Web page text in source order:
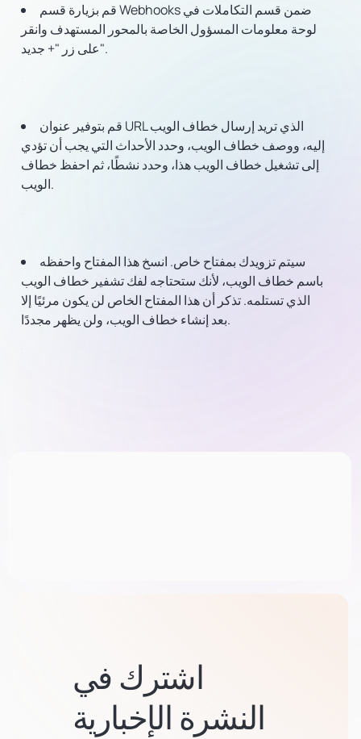
قم بزيارة قسم Webhooks ضمن قسم التكاملات في
لوحة معلومات المسؤول الخاصة بالمحور المستهدف وانقر
على زر "+ جديد".
قم بتوفير عنوان URL الذي تريد إرسال خطاف الويب
إليه، ووصف خطاف الويب، وحدد الأحداث التي يجب أن تؤدي
إلى تشغيل خطاف الويب هذا، وحدد نشطًا، ثم احفظ خطاف
الويب.
سيتم تزويدك بمفتاح خاص. انسخ هذا المفتاح واحفظه
باسم خطاف الويب، لأنك ستحتاجه لفك تشفير خطاف الويب
الذي تستلمه. تذكر أن هذا المفتاح الخاص لن يكون مرئيًا إلا
بعد إنشاء خطاف الويب، ولن يظهر مجددًا.
اشترك في
النشرة الإخبارية